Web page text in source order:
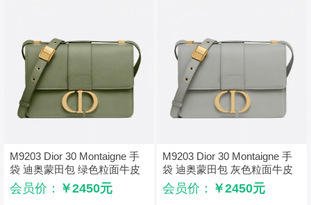
M9203 Dior 30 Montaigne 手
袋 迪奥蒙田包 绿色粒面牛皮
革
会员价： ￥2450元
M9203 Dior 30 Montaigne 手
袋 迪奥蒙田包 灰色粒面牛皮
革
会员价： ￥2450元